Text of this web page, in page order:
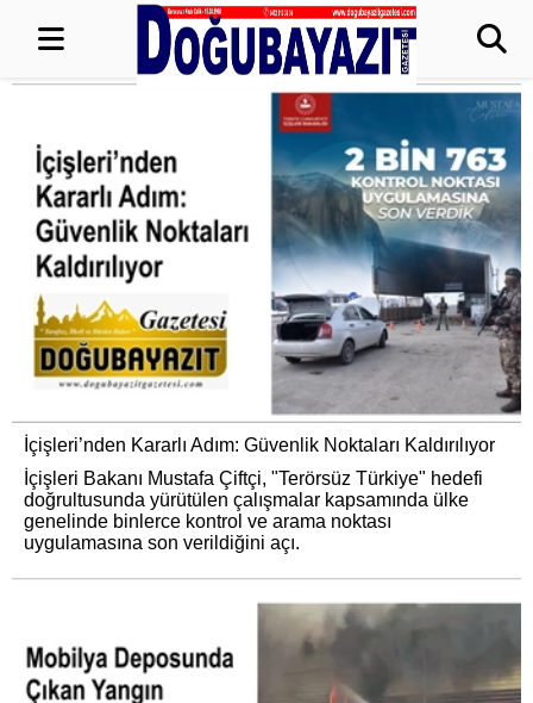
İçişleri’nden Kararlı Adım: Güvenlik Noktaları Kaldırılıyor
İçişleri Bakanı Mustafa Çiftçi, "Terörsüz Türkiye" hedefi
doğrultusunda yürütülen çalışmalar kapsamında ülke
genelinde binlerce kontrol ve arama noktası
uygulamasına son verildiğini açı.